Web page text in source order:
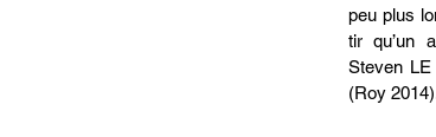
peu plus
tir qu’un
Steven
(Roy